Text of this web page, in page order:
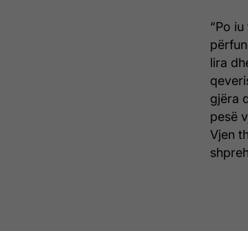
“Po
lira
gjëra
pesë
Vjen